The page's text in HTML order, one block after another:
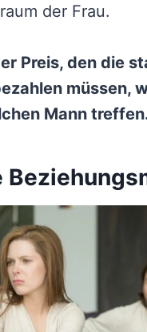
der Frau.
Preis, den die
müssen,
Mann